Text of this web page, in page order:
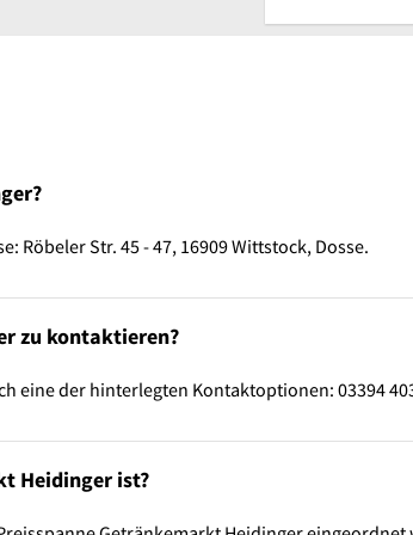
Str. 45 - 47, 16909 Wittstock, Dosse.
zu kontaktieren?
eine der hinterlegten Kontaktoptionen: 03394
Heidinger ist?